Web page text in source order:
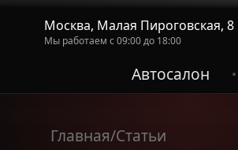
Москва, Малая Пироговская, 8
Мы работаем с 09:00 до 18:00
Автосалон
•
Главная/Статьи